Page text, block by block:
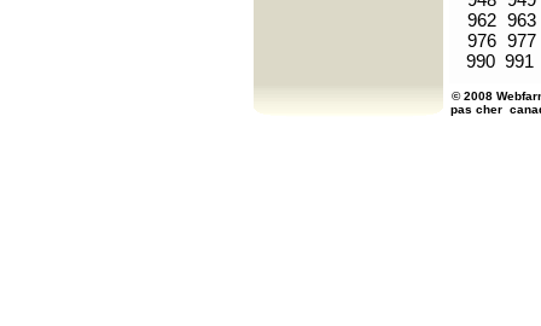
962 963
976 977
990 991
© 2008
pas cher